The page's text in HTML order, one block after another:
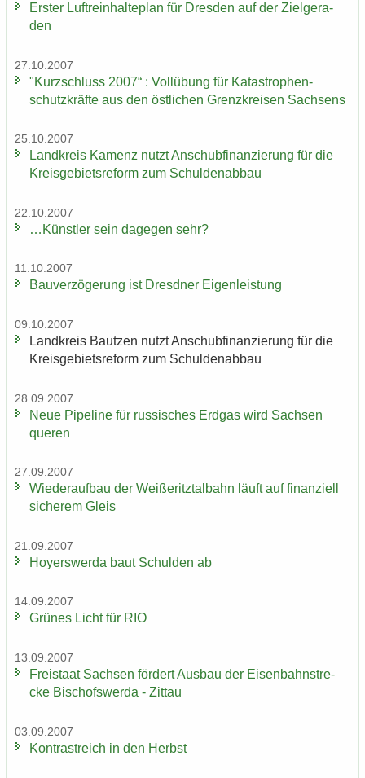
Ers­ter Luft­rein­hal­te­plan für Dres­den auf der Ziel­ge­ra­
den
27.10.2007
"Kurz­schluss 2007“ : Voll­übung für Ka­ta­stro­phen­
schutz­kräf­te aus den öst­li­chen Grenz­krei­sen Sach­sens
25.10.2007
Land­kreis Ka­menz nutzt An­schub­fi­nan­zie­rung für die
Kreis­ge­biets­re­form zum Schul­den­ab­bau
22.10.2007
…Künst­ler sein da­ge­gen sehr?
11.10.2007
Bau­ver­zö­ge­rung ist Dresd­ner Ei­gen­leis­tung
09.10.2007
Land­kreis Baut­zen nutzt An­schub­fi­nan­zie­rung für die
Kreis­ge­biets­re­form zum Schul­den­ab­bau
28.09.2007
Neue Pipe­line für rus­si­sches Erd­gas wird Sach­sen
que­ren
27.09.2007
Wie­der­auf­bau der Wei­ße­ritz­tal­bahn läuft auf fi­nan­zi­ell
si­che­rem Gleis
21.09.2007
Ho­yers­wer­da baut Schul­den ab
14.09.2007
Grü­nes Licht für RIO
13.09.2007
Frei­staat Sach­sen för­dert Aus­bau der Ei­sen­bahn­stre­
cke Bi­schofs­wer­da - Zit­tau
03.09.2007
Kon­trast­reich in den Herbst